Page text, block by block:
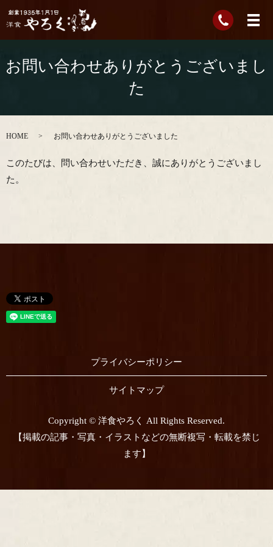
お問い合わせありがとうございまし
た
HOME お問い合わせありがとうございました
このたびは、問い合わせいただき、誠にありがとうございまし
た。
プライバシーポリシー
サイトマップ
Copyright © 洋食やろく All Rights Reserved.
【掲載の記事・写真・イラストなどの無断複写・転載を禁じ
ます】